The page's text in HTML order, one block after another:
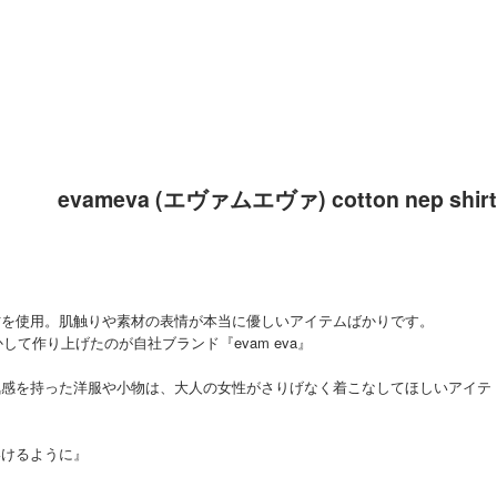
evameva (エヴァムエヴァ) cotton nep shirt
用。肌触りや素材の表情が本当に優しいアイテムばかりです。
て作り上げたのが自社ブランド『evam eva』
持った洋服や小物は、大人の女性がさりげなく着こなしてほしいアイテ
るように』